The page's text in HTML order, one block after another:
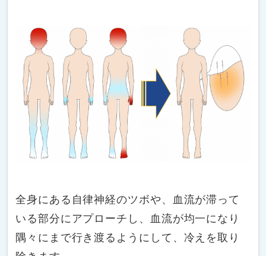
全身にある自律神経のツボや、血流が滞って
いる部分にアプローチし、血流が均一になり
隅々にまで行き渡るようにして、冷えを取り